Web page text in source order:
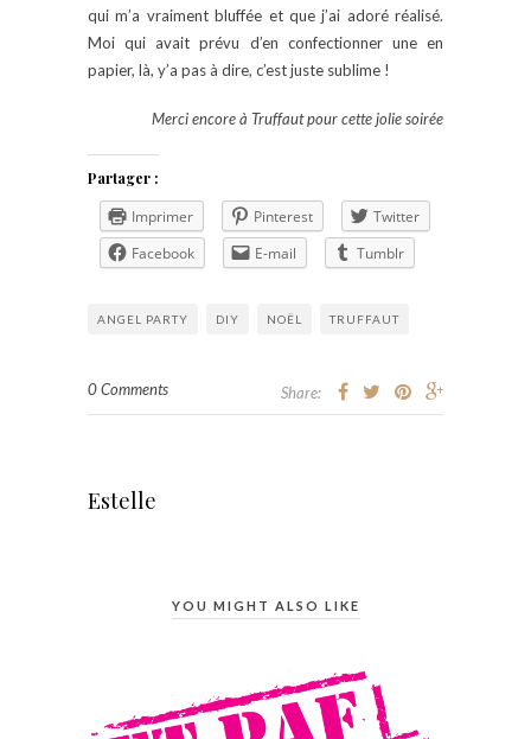
qui m’a vraiment bluffée et que j’ai adoré réalisé.
Moi qui avait prévu d’en confectionner une en
papier, là, y’a pas à dire, c’est juste sublime !
Merci encore à Truffaut pour cette jolie soirée
Partager :
Imprimer Pinterest
Twitter
Facebook
E-mail Tumblr
ANGEL PARTY DIY NOËL TRUFFAUT
0 Comments Share:
Estelle
YOU MIGHT ALSO LIKE